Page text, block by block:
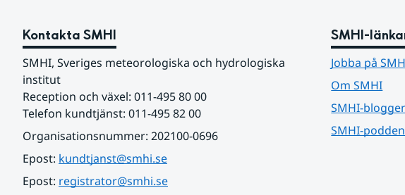
Kontakta SMHI
SMHI, Sveriges meteorologiska och hydrologiska
institut
Reception och växel: 011-495 80 00
Telefon kundtjänst: 011-495 82 00
Organisationsnummer: 202100-0696
Epost: kundtjanst@smhi.se
Epost: registrator@smhi.se
SMHI-
Jobba på
Om SMHI
SMHI-
SMHI-podden